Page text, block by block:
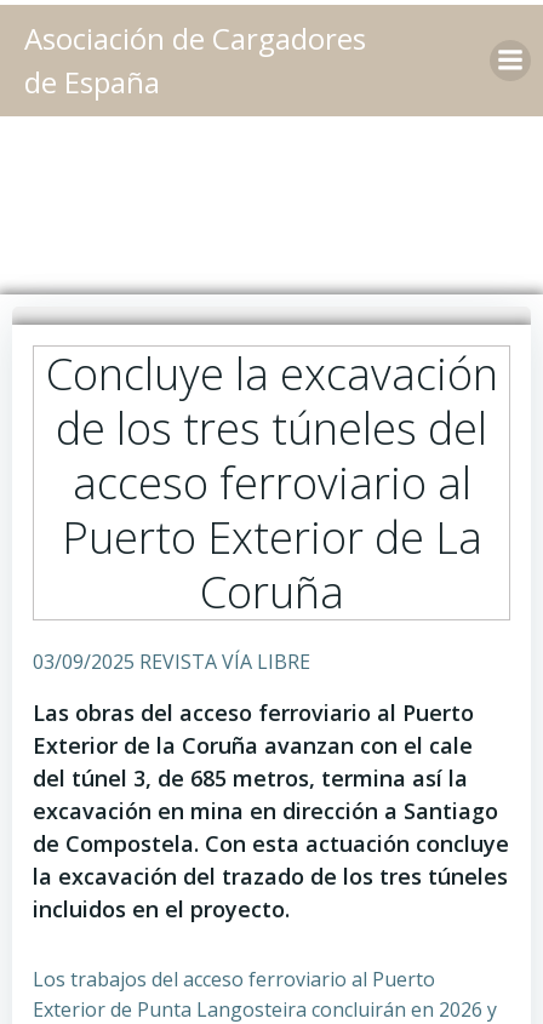
Saltar
al
Asociación de Cargadores
de España
Concluye la excavación
de los tres túneles del
acceso ferroviario al
Puerto Exterior de La
Coruña
03/09/2025 REVISTA VÍA LIBRE
Las obras del acceso ferroviario al Puerto
Exterior de la Coruña avanzan con el cale
del túnel 3, de 685 metros, termina así la
excavación en mina en dirección a Santiago
de Compostela. Con esta actuación concluye
la excavación del trazado de los tres túneles
incluidos en el proyecto.
Los trabajos del acceso ferroviario al Puerto
Exterior de Punta Langosteira concluirán en 2026 y